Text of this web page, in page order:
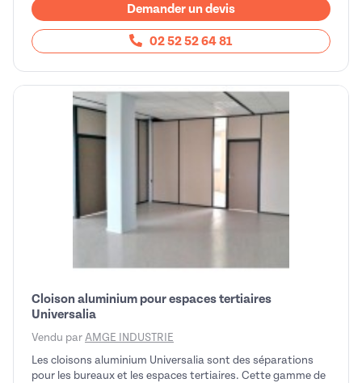
Demander un devis
02 52 52 64 81
Cloison aluminium pour espaces tertiaires
Universalia
Vendu par AMGE INDUSTRIE
Les cloisons aluminium Universalia sont des séparations
pour les bureaux et les espaces tertiaires. Cette gamme de